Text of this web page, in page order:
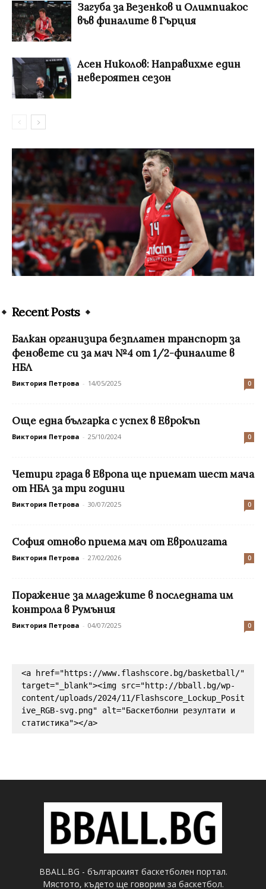
Загуба за Везенков и Олимпиакос
във финалите в Гърция
Асен Николов: Направихме един
невероятен сезон
Recent Posts
Балкан организира безплатен транспорт за
феновете си за мач №4 от 1/2-финалите в
НБЛ
Виктория Петрова - 14/05/2025 0
Още една българка с успех в Еврокъп
Виктория Петрова - 25/10/2024 0
Четири града в Европа ще приемат шест мача
от НБА за три години
Виктория Петрова - 30/07/2025 0
София отново приема мач от Евролигата
Виктория Петрова - 27/02/2026 0
Поражение за младежите в последната им
контрола в Румъния
Виктория Петрова - 04/07/2025 0
<a href="https://www.flashscore.bg/basketball/"
target="_blank"><img src="http://bball.bg/wp-
content/uploads/2024/11/Flashscore_Lockup_Posit
ive_RGB-svg.png" alt="Баскетболни резултати и
статистика"></a>
BBALL.BG - българският баскетболен портал.
Мястото, където ще говорим за баскетбол.